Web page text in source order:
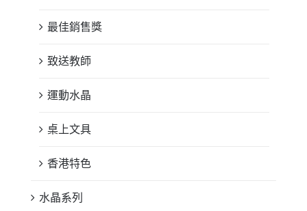
最佳銷售獎
致送教師
運動水晶
桌上文具
香港特色
水晶系列